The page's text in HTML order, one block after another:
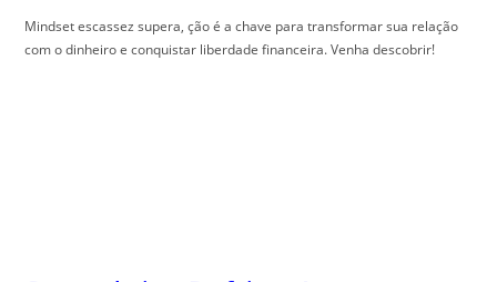
Mindset escassez supera, ção é a chave para transformar sua relação
com o dinheiro e conquistar liberdade financeira. Venha descobrir!